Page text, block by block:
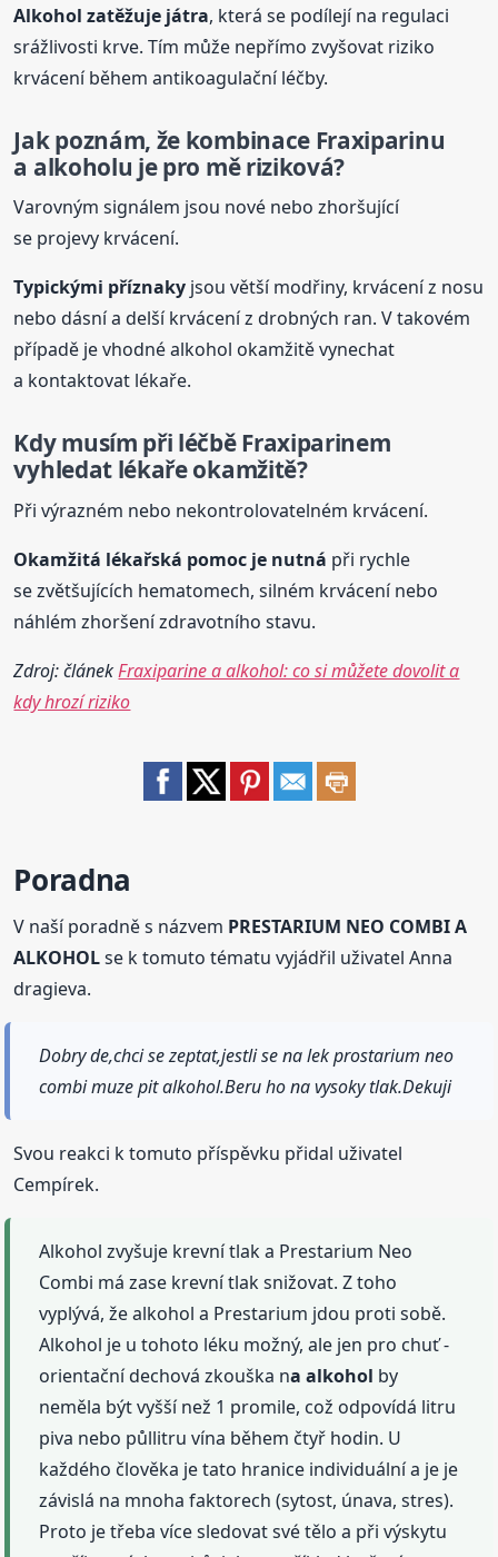
Alkohol zatěžuje játra, která se podílejí na regulaci
srážlivosti krve. Tím může nepřímo zvyšovat riziko
krvácení během antikoagulační léčby.
Jak poznám, že kombinace Fraxiparinu
a alkoholu je pro mě riziková?
Varovným signálem jsou nové nebo zhoršující
se projevy krvácení.
Typickými příznaky jsou větší modřiny, krvácení z nosu
nebo dásní a delší krvácení z drobných ran. V takovém
případě je vhodné alkohol okamžitě vynechat
a kontaktovat lékaře.
Kdy musím při léčbě Fraxiparinem
vyhledat lékaře okamžitě?
Při výrazném nebo nekontrolovatelném krvácení.
Okamžitá lékařská pomoc je nutná při rychle
se zvětšujících hematomech, silném krvácení nebo
náhlém zhoršení zdravotního stavu.
Zdroj: článekFraxiparine a alkohol: co si můžete dovolit a
kdy hrozí riziko
Poradna
V naší poradně s názvem PRESTARIUM NEO COMBI A
ALKOHOLse k tomuto tématu vyjádřil uživatel Anna
dragieva.
Dobry de,chci se zeptat,jestli se na lek prostarium neo
combi muze pit alkohol.Beru ho na vysoky tlak.Dekuji
Svou reakci k tomuto příspěvku přidal uživatel
Cempírek.
Alkohol zvyšuje krevní tlak a Prestarium Neo
Combi má zase krevní tlak snižovat. Z toho
vyplývá, že alkohol a Prestarium jdou proti sobě.
Alkohol je u tohoto léku možný, ale jen pro chuť -
orientační dechová zkouška na alkohol by
neměla být vyšší než 1 promile, což odpovídá litru
piva nebo půllitru vína během čtyř hodin. U
každého člověka je tato hranice individuální a je je
závislá na mnoha faktorech (sytost, únava, stres).
Proto je třeba více sledovat své tělo a při výskytu